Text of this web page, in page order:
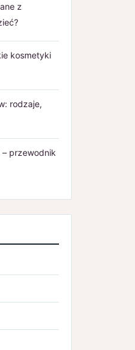
z
kosmetyki
rodzaje,
przewodnik